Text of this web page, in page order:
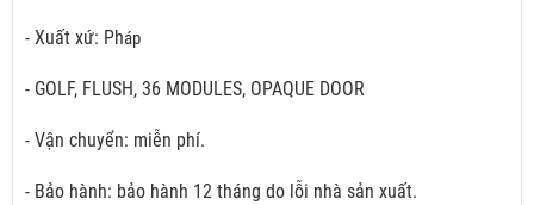
- Xuất xứ: Pháp
- GOLF, FLUSH, 36 MODULES, OPAQUE DOOR
- Vận chuyển: miễn phí.
- Bảo hành: bảo hành 12 tháng do lỗi nhà sản xuất.